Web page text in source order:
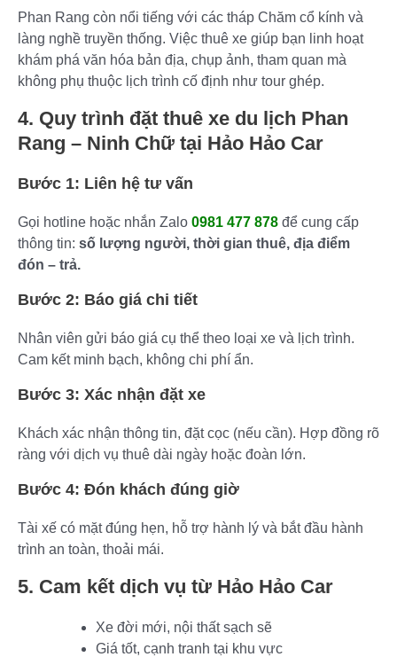
Phan Rang còn nổi tiếng với các tháp Chăm cổ kính và
làng nghề truyền thống. Việc thuê xe giúp bạn linh hoạt
khám phá văn hóa bản địa, chụp ảnh, tham quan mà
không phụ thuộc lịch trình cố định như tour ghép.
4. Quy trình đặt thuê xe du lịch Phan
Rang – Ninh Chữ tại Hảo Hảo Car
Bước 1: Liên hệ tư vấn
Gọi hotline hoặc nhắn Zalo 0981 477 878 để cung cấp
thông tin: số lượng người, thời gian thuê, địa điểm
đón – trả.
Bước 2: Báo giá chi tiết
Nhân viên gửi báo giá cụ thể theo loại xe và lịch trình.
Cam kết minh bạch, không chi phí ẩn.
Bước 3: Xác nhận đặt xe
Khách xác nhận thông tin, đặt cọc (nếu cần). Hợp đồng rõ
ràng với dịch vụ thuê dài ngày hoặc đoàn lớn.
Bước 4: Đón khách đúng giờ
Tài xế có mặt đúng hẹn, hỗ trợ hành lý và bắt đầu hành
trình an toàn, thoải mái.
5. Cam kết dịch vụ từ Hảo Hảo Car
Xe đời mới, nội thất sạch sẽ
Giá tốt, cạnh tranh tại khu vực